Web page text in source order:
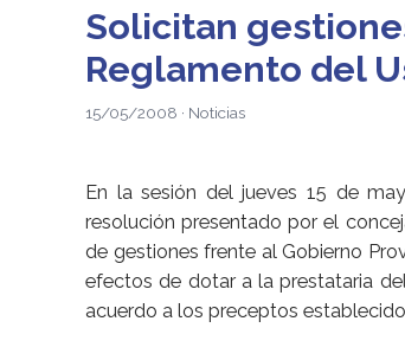
Solicitan
Reglamento del
15/05/2008 · Noticias
En la sesión del jueves 15 de
resolución presentado por el
de gestiones frente al Gobierno
efectos de dotar a la prestataria
acuerdo a los preceptos